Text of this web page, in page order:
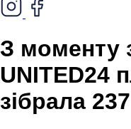
З моменту
UNITED24
зібрала